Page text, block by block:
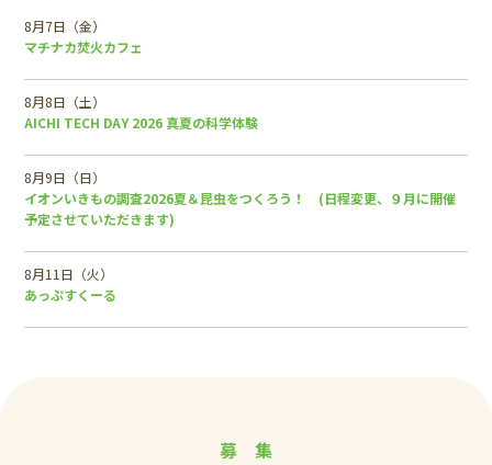
8月7日（金）
マチナカ焚火カフェ
8月8日（土）
AICHI TECH DAY 2026 真夏の科学体験
8月9日（日）
イオンいきもの調査2026夏＆昆虫をつくろう！ (日程変更、９月に開催
予定させていただきます)
8月11日（火）
あっぷすくーる
募 集